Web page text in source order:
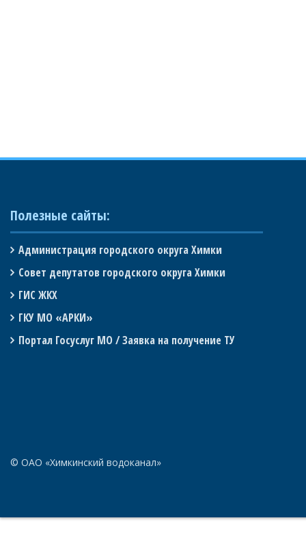
Полезные сайты:
Администрация городского округа Химки
Совет депутатов городского округа Химки
ГИС ЖКХ
ГКУ МО «АРКИ»
Портал Госуслуг МО / Заявка на получение ТУ
© ОАО «Химкинский водоканал»